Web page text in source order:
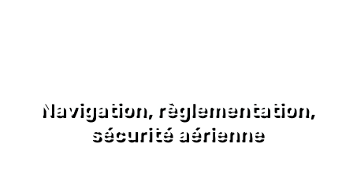
Navigation, règlementation,
sécurité aérienne